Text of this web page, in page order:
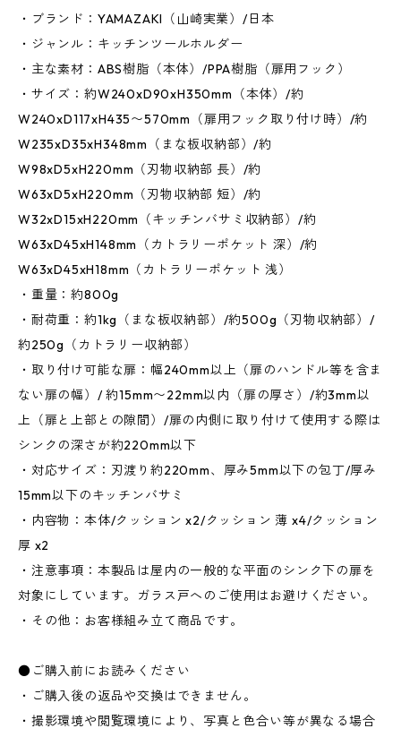
・ブランド：YAMAZAKI（山崎実業）/日本
・ジャンル：キッチンツールホルダー
・主な素材：ABS樹脂（本体）/PPA樹脂（扉用フック）
・サイズ：約W240xD90xH350mm（本体）/約
W240xD117xH435〜570mm（扉用フック取り付け時）/約
W235xD35xH348mm（まな板収納部）/約
W98xD5xH220mm（刃物収納部 長）/約
W63xD5xH220mm（刃物収納部 短）/約
W32xD15xH220mm（キッチンバサミ収納部）/約
W63xD45xH148mm（カトラリーポケット 深）/約
W63xD45xH18mm（カトラリーポケット 浅）
・重量：約800g
・耐荷重：約1kg（まな板収納部）/約500g（刃物収納部）/
約250g（カトラリー収納部）
・取り付け可能な扉：幅240mm以上（扉のハンドル等を含ま
ない扉の幅）/ 約15mm〜22mm以内（扉の厚さ）/約3mm以
上（扉と上部との隙間）/扉の内側に取り付けて使用する際は
シンクの深さが約220mm以下
・対応サイズ：刃渡り約220mm、厚み5mm以下の包丁/厚み
15mm以下のキッチンバサミ
・内容物：本体/クッション x2/クッション 薄 x4/クッション
厚 x2
・注意事項：本製品は屋内の一般的な平面のシンク下の扉を
対象にしています。ガラス戸へのご使用はお避けください。
・その他：お客様組み立て商品です。
●ご購入前にお読みください
・ご購入後の返品や交換はできません。
・撮影環境や閲覧環境により、写真と色合い等が異なる場合